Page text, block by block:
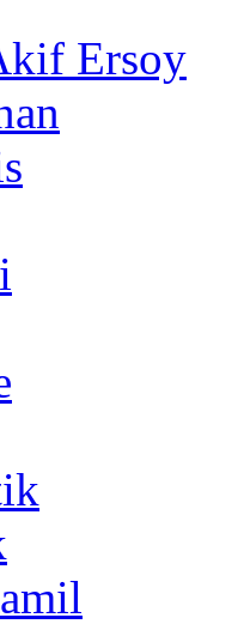
Ersoy